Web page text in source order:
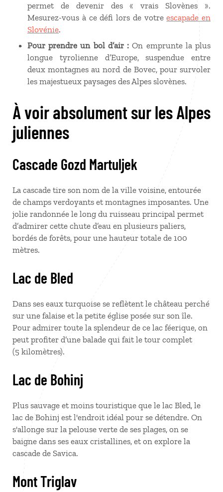
permet de devenir des « vrais Slovènes ».
Mesurez-vous à ce défi lors de votreescapade en
Slovénie.
Pour prendre un bol d’air :On emprunte la plus
longue tyrolienne d’Europe, suspendue entre
deux montagnes au nord de Bovec, pour survoler
les majestueux paysages des Alpes slovènes.
À voir absolument sur les Alpes
juliennes
Cascade Gozd Martuljek
La cascade tire son nom de la ville voisine, entourée
de champs verdoyants et montagnes imposantes. Une
jolie randonnée le long du ruisseau principal permet
d’admirer cette chute d’eau en plusieurs paliers,
bordés de forêts, pour une hauteur totale de 100
mètres.
Lac de Bled
Dans ses eaux turquoise se reflètent le château perché
sur une falaise et la petite église posée sur son île.
Pour admirer toute la splendeur de ce lac féerique, on
peut profiter d’une balade qui fait le tour complet
(5 kilomètres).
Lac de Bohinj
Plus sauvage et moins touristique que le lac Bled, le
lac de Bohinj est l'endroit idéal pour se détendre. On
s'allonge sur la pelouse verte de ses plages, on se
baigne dans ses eaux cristallines, et on explore la
cascade de Savica.
Mont Triglav